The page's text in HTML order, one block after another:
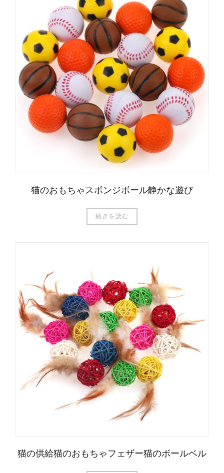
猫のおもちゃスポンジボール静かな遊び
続きを読む
猫の供給猫のおもちゃフェザー猫のボールベル